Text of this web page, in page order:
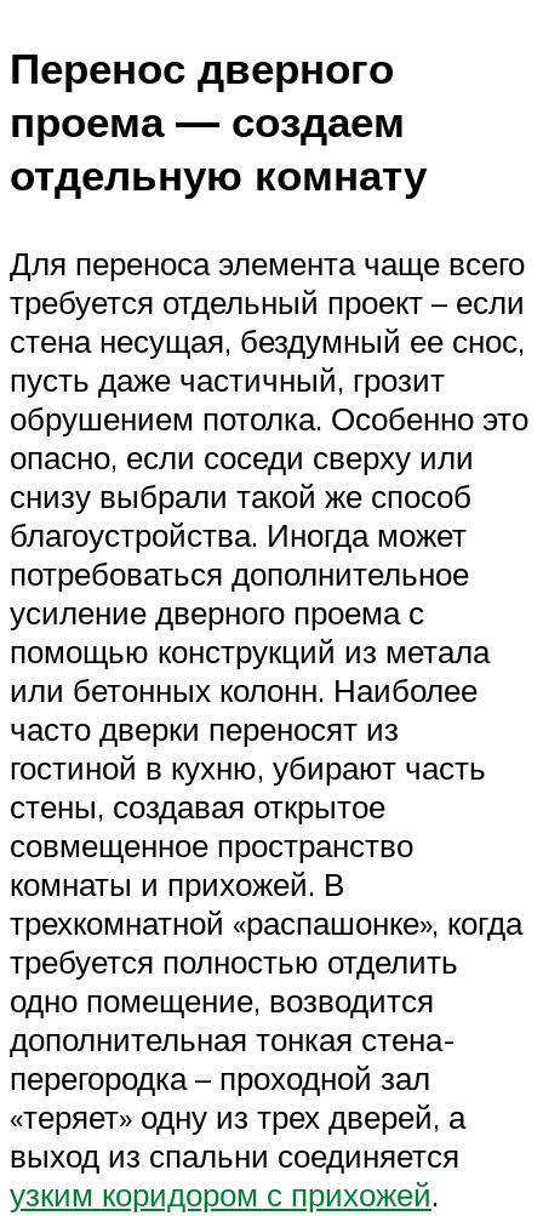
Перенос дверного
проема — создаем
отдельную комнату
Для переноса элемента чаще всего
требуется отдельный проект – если
стена несущая, бездумный ее снос,
пусть даже частичный, грозит
обрушением потолка. Особенно это
опасно, если соседи сверху или
снизу выбрали такой же способ
благоустройства. Иногда может
потребоваться дополнительное
усиление дверного проема с
помощью конструкций из метала
или бетонных колонн. Наиболее
часто дверки переносят из
гостиной в кухню, убирают часть
стены, создавая открытое
совмещенное пространство
комнаты и прихожей. В
трехкомнатной «распашонке», когда
требуется полностью отделить
одно помещение, возводится
дополнительная тонкая стена-
перегородка – проходной зал
«теряет» одну из трех дверей, а
выход из спальни соединяется
узким коридором с прихожей.